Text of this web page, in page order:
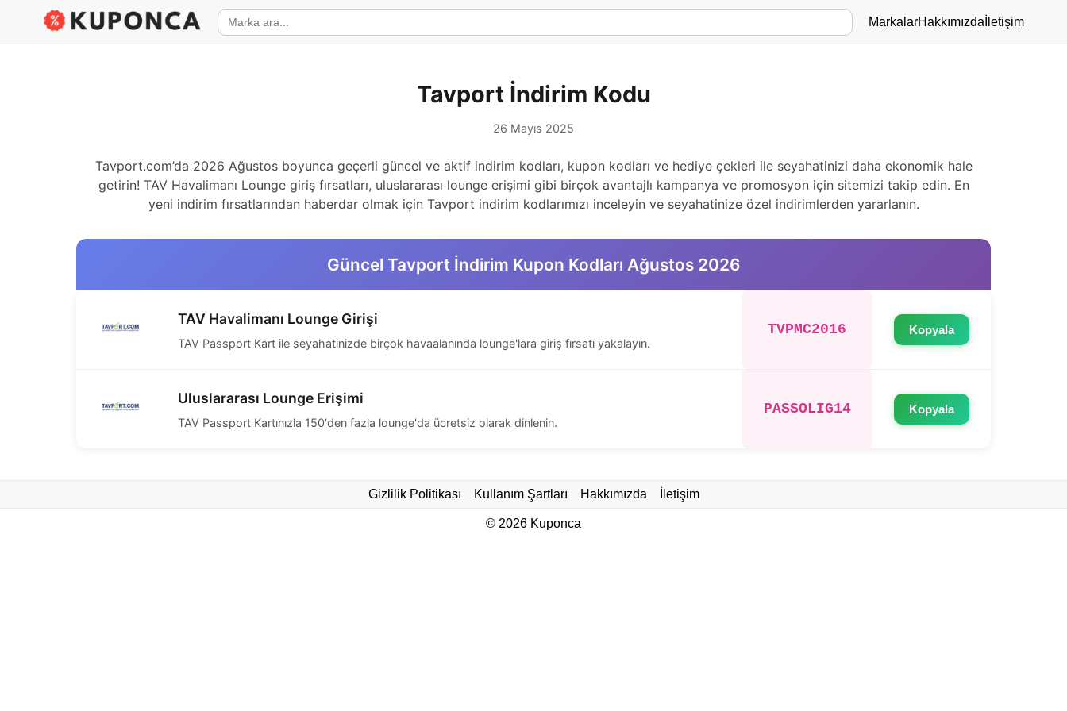
MarkalarHakkımızda İletişim
Tavport İndirim Kodu
26 Mayıs 2025
Tavport.com’da 2026 Ağustos boyunca geçerli güncel ve aktif indirim kodları, kupon kodları ve hediye çekleri ile seyahatinizi daha ekonomik hale
getirin! TAV Havalimanı Lounge giriş fırsatları, uluslararası lounge erişimi gibi birçok avantajlı kampanya ve promosyon için sitemizi takip edin. En
yeni indirim fırsatlarından haberdar olmak için Tavport indirim kodlarımızı inceleyin ve seyahatinize özel indirimlerden yararlanın.
Güncel Tavport İndirim Kupon Kodları Ağustos 2026
TAV Havalimanı Lounge Girişi
TAV Passport Kart ile seyahatinizde birçok havaalanında lounge'lara giriş fırsatı yakalayın.
TVPMC2016 Kopyala
Uluslararası Lounge Erişimi
TAV Passport Kartınızla 150'den fazla lounge'da ücretsiz olarak dinlenin.
PASSOLIG14 Kopyala
Gizlilik Politikası Kullanım Şartları Hakkımızda İletişim
© 2026 Kuponca